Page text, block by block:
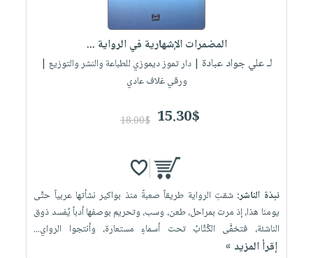
المضمرات الإشهارية في الرواية ...
لـ علي جواد عبادة | دار تموز ديموزي للطباعة والنشر والتوزيع |
ورقي غلاف عادي
15.30$
18.00$
نبذة الناشر:شقتِ الرواية طريقاً صعبةً منذ بواكير نشأتها عربياً حتَّى
يومنا هذا، إذ مرت بمراحل، طعن، وسب، وتحريم بوصفها أدباً يُفسد ذوق
الناشئة، فتخفَّى الكُتَّابُ تحت أسماءٍ مستعارة، وأنتجوا الرواي...
إقرأ المزيد »